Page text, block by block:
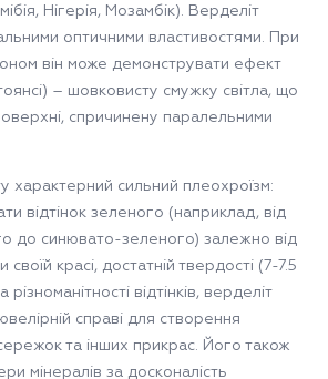
Нігерія, Мозамбік). Верделіт
оптичними властивостями. При
він може демонструвати ефект
– шовковисту смужку світла, що
спричинену паралельними
характерний сильний плеохроїзм:
відтінок зеленого (наприклад, від
до синювато-зеленого) залежно від
своїй красі, достатній твердості (7-7.5
відтінків, верделіт
справі для створення
та інших прикрас. Його також
мінералів за досконалість